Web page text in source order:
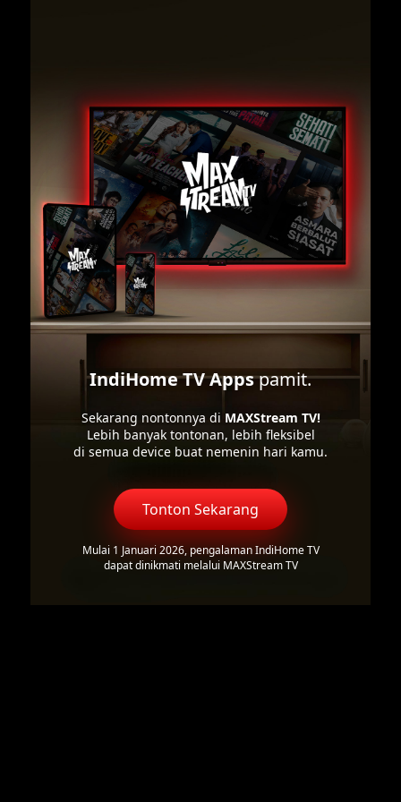
IndiHome TV Appspamit.
Sekarang nontonnya di MAXStream TV!
Lebih banyak tontonan, lebih fleksibel
di semua device buat nemenin hari kamu.
Tonton Sekarang
Mulai 1 Januari 2026, pengalaman IndiHome TV
dapat dinikmati melalui MAXStream TV